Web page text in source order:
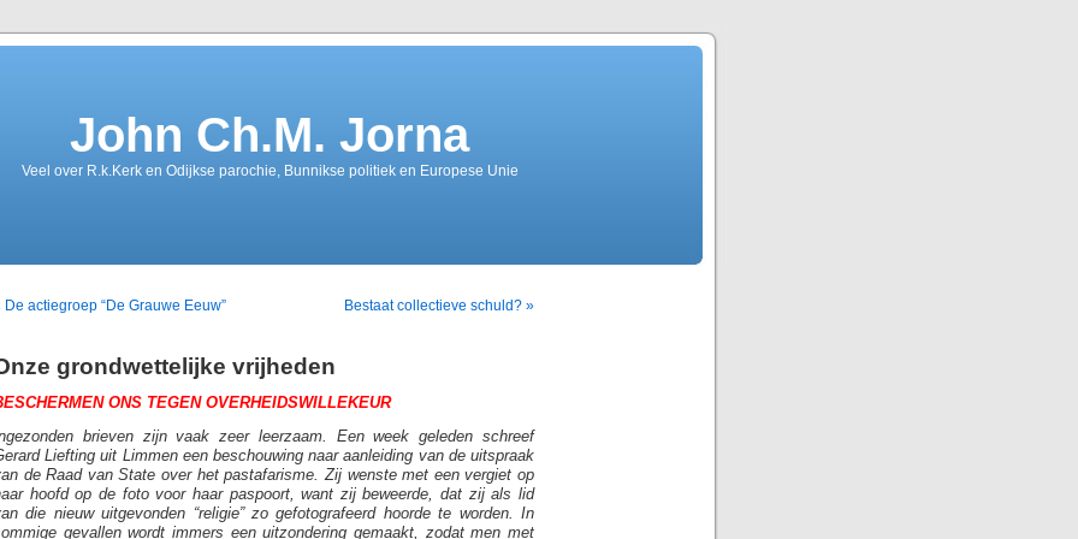
John Ch.M. Jorna
Veel over R.k.Kerk en Odijkse parochie, Bunnikse politiek en Europese Unie
De actiegroep “De Grauwe Eeuw” Bestaat collectieve schuld? »
grondwettelijke vrijheden
ONS TEGEN OVERHEIDSWILLEKEUR
brieven zijn vaak zeer leerzaam. Een week geleden schreef
Liefting uit Limmen een beschouwing naar aanleiding van de uitspraak
de Raad van State over het pastafarisme. Zij wenste met een vergiet op
hoofd op de foto voor haar paspoort, want zij beweerde, dat zij als lid
die nieuw uitgevonden “religie” zo gefotografeerd hoorde te worden. In
gevallen wordt immers een uitzondering gemaakt, zodat men met